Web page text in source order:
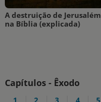
A destruição de Jerusalém
na Bíblia (explicada)
Capítulos - Êxodo